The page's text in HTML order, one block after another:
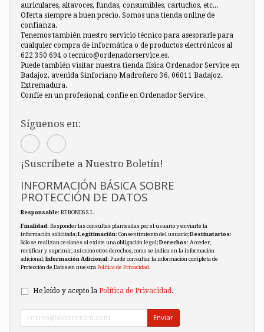
auriculares, altavoces, fundas, consumibles, cartuchos, etc...
Oferta siempre a buen precio. Somos una tienda online de
confianza.
Tenemos también nuestro servicio técnico para asesorarle para
cualquier compra de informática o de productos electrónicos al
622 350 694 o tecnico@ordenadorservice.es.
Puede también visitar nuestra tienda física Ordenador Service en
Badajoz, avenida Sinforiano Madroñero 36, 06011 Badajoz.
Extremadura.
Confíe en un profesional, confie en Ordenador Service.
Síguenos en:
¡Suscríbete a Nuestro Boletín!
INFORMACIÓN BÁSICA SOBRE
PROTECCIÓN DE DATOS
Responsable: REBONDS S.L.
Finalidad: Responder las consultas planteadas por el usuario y enviarle la
información solicitada;Legitimación: Consentimiento del usuario;Destinatarios:
Solo se realizan cesiones si existe una obligación legal;Derechos: Acceder,
rectificar y suprimir, así como otros derechos, como se indica en la información
adicional;Información Adicional: Puede consultar la información completa de
Protección de Datos en nuestra Política de Privacidad.
He leído y acepto la Política de Privacidad .
Enviar